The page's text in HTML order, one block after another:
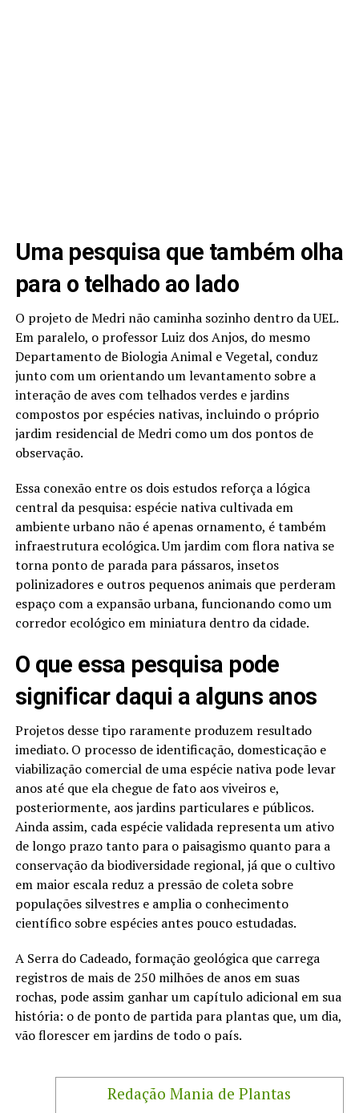
Uma pesquisa que também olha
para o telhado ao lado
O projeto de Medri não caminha sozinho dentro da UEL.
Em paralelo, o professor Luiz dos Anjos, do mesmo
Departamento de Biologia Animal e Vegetal, conduz
junto com um orientando um levantamento sobre a
interação de aves com telhados verdes e jardins
compostos por espécies nativas, incluindo o próprio
jardim residencial de Medri como um dos pontos de
observação.
Essa conexão entre os dois estudos reforça a lógica
central da pesquisa: espécie nativa cultivada em
ambiente urbano não é apenas ornamento, é também
infraestrutura ecológica. Um jardim com flora nativa se
torna ponto de parada para pássaros, insetos
polinizadores e outros pequenos animais que perderam
espaço com a expansão urbana, funcionando como um
corredor ecológico em miniatura dentro da cidade.
O que essa pesquisa pode
significar daqui a alguns anos
Projetos desse tipo raramente produzem resultado
imediato. O processo de identificação, domesticação e
viabilização comercial de uma espécie nativa pode levar
anos até que ela chegue de fato aos viveiros e,
posteriormente, aos jardins particulares e públicos.
Ainda assim, cada espécie validada representa um ativo
de longo prazo tanto para o paisagismo quanto para a
conservação da biodiversidade regional, já que o cultivo
em maior escala reduz a pressão de coleta sobre
populações silvestres e amplia o conhecimento
científico sobre espécies antes pouco estudadas.
A Serra do Cadeado, formação geológica que carrega
registros de mais de 250 milhões de anos em suas
rochas, pode assim ganhar um capítulo adicional em sua
história: o de ponto de partida para plantas que, um dia,
vão florescer em jardins de todo o país.
Redação Mania de Plantas